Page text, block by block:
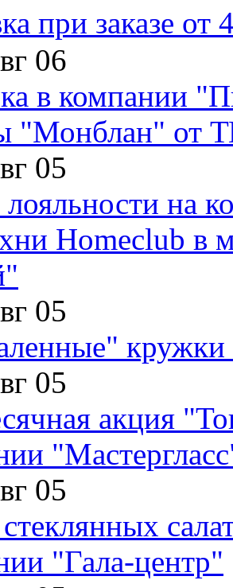
при заказе от
06
в компании
"Монблан" от
05
на
Homeclub в
05
кружки
05
акция
05
"Гала-центр"